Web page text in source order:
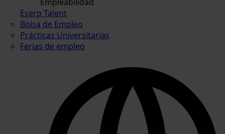
Eserp Talent
Bolsa de Empleo
Prácticas Universitarias
Ferias de empleo